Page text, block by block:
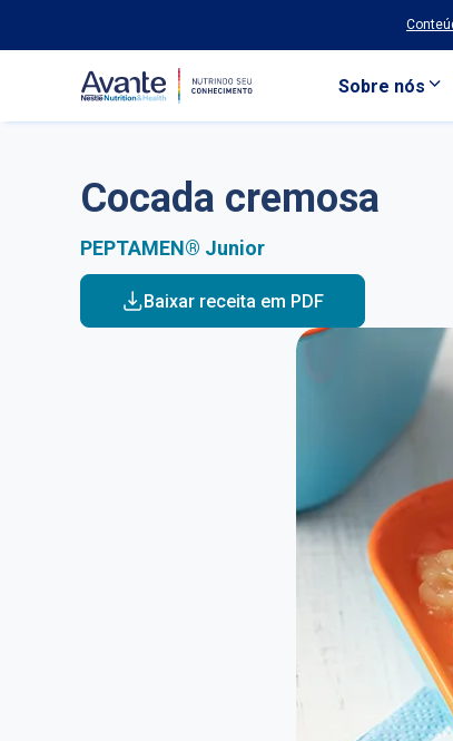
Sobre nós
Cocada cremosa
PEPTAMEN® Junior
Baixar receita em PDF